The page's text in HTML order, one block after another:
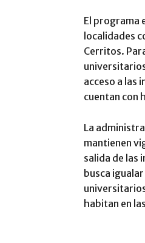
El programa
localidades
Cerritos.
acceso a las
cuentan con
La
mantienen
salida de las
busca
habitan en